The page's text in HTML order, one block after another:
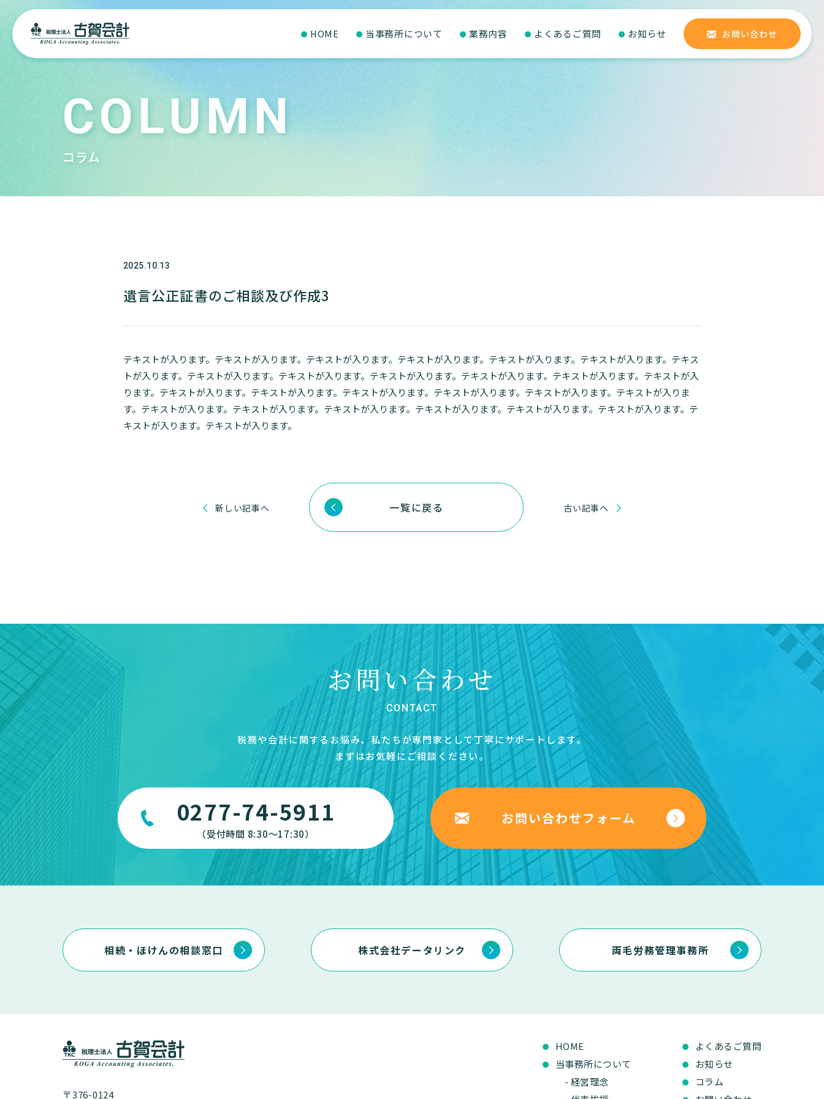
HOME 当事務所について 業務内容 よくあるご質問 お知らせ お問い合わせ
COLUMN
コラム
2025.10.13
遺言公正証書のご相談及び作成3
テキストが入ります。テキストが入ります。テキストが入ります。テキストが入ります。テキストが入ります。テキストが入ります。テキス
トが入ります。テキストが入ります。テキストが入ります。テキストが入ります。テキストが入ります。テキストが入ります。テキストが入
ります。テキストが入ります。テキストが入ります。テキストが入ります。テキストが入ります。テキストが入ります。テキストが入りま
す。テキストが入ります。テキストが入ります。テキストが入ります。テキストが入ります。テキストが入ります。テキストが入ります。テ
キストが入ります。テキストが入ります。
新しい記事へ 一覧に戻る 古い記事へ
お問い合わせ
CONTACT
税務や会計に関するお悩み、私たちが専門家として丁寧にサポートします。
まずはお気軽にご相談ください。
0277-74-5911
（受付時間 8:30～17:30）
お問い合わせフォーム
相続・ほけんの相談窓口 株式会社データリンク 両毛労務管理事務所
〒376-0124
HOME
当事務所について
- 経営理念
よくあるご質問
お知らせ
コラム